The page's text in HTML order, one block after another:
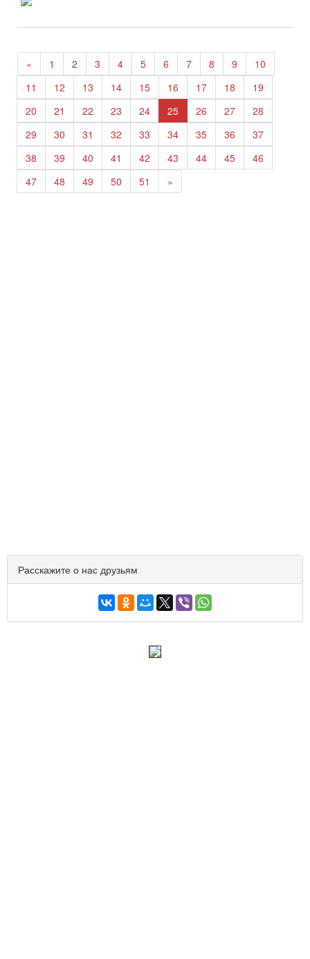
« 1 2 3 4 5 6 7 8 9
10
11
12 13 14 15 16 17 18
19
20
21 22 23 24 25 26 27
28
29
30 31 32 33 34 35 36
37
38
39 40 41 42 43 44 45
46
47
48 49 50 51 »
Расскажите о нас друзьям